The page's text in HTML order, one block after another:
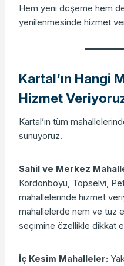
Hem yeni döşeme hem
yenilenmesinde hizmet
Kartal’ın Hangi
Hizmet
Kartal’ın tüm
sunuyoruz.
Sahil ve Merkez
Kordonboyu, Topselvi,
mahallelerinde hizmet
mahallelerde nem ve tuz
seçimine özellikle dikkat
İç Kesim Mahalleler: